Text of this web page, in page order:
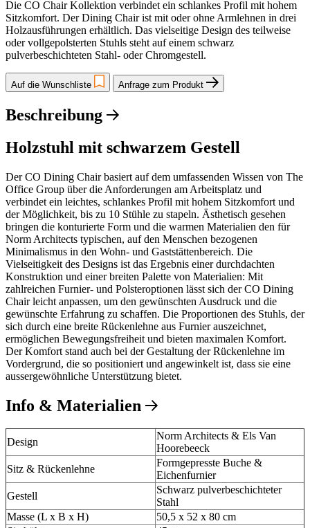
Die CO Chair Kollektion verbindet ein schlankes Profil mit hohem
Sitzkomfort. Der Dining Chair ist mit oder ohne Armlehnen in drei
Holzausführungen erhältlich. Das vielseitige Design des teilweise
oder vollgepolsterten Stuhls steht auf einem schwarz
pulverbeschichteten Stahl- oder Chromgestell.
Auf die Wunschliste Anfrage zum Produkt
Beschreibung
Holzstuhl mit schwarzem Gestell
Der CO Dining Chair basiert auf dem umfassenden Wissen von The
Office Group über die Anforderungen am Arbeitsplatz und
verbindet ein leichtes, schlankes Profil mit hohem Sitzkomfort und
der Möglichkeit, bis zu 10 Stühle zu stapeln. Ästhetisch gesehen
bringen die konturierte Form und die warmen Materialien den für
Norm Architects typischen, auf den Menschen bezogenen
Minimalismus in den Wohn- und Gaststättenbereich. Die
Vielseitigkeit des Designs ist das Ergebnis einer durchdachten
Konstruktion und einer breiten Palette von Materialien: Mit
zahlreichen Furnier- und Polsteroptionen lässt sich der CO Dining
Chair leicht anpassen, um den gewünschten Ausdruck und die
gewünschte Erfahrung zu schaffen. Die Proportionen des Stuhls, der
sich durch eine breite Rückenlehne aus Furnier auszeichnet,
ermöglichen Bewegungsfreiheit und bieten maximalen Komfort.
Der Komfort stand auch bei der Gestaltung der Rückenlehne im
Vordergrund, die so positioniert und angewinkelt ist, dass sie eine
aussergewöhnliche Unterstützung bietet.
Info & Materialien
Design
Norm Architects & Els Van
Hoorebeeck
Sitz & Rückenlehne
Formgepresste Buche &
Eichenfurnier
Gestell
Schwarz pulverbeschichteter
Stahl
Masse (L x B x H)
50,5 x 52 x 80 cm